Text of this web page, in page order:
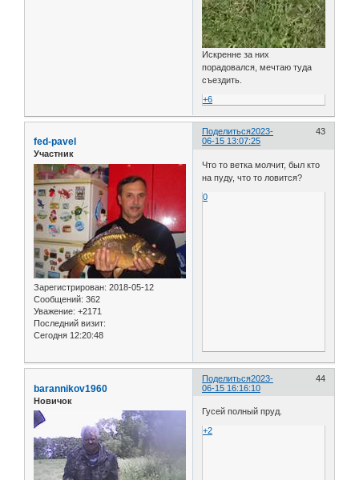
Искренне за них
порадовался, мечтаю туда
съездить.
+6
Поделиться 43
2023-
06-15 13:07:25
fed-pavel
Участник
Зарегистрирован: 2018-05-12
Сообщений: 362
Уважение: +2171
Последний визит:
Сегодня 12:20:48
Что то ветка молчит, был кто
на пуду, что то ловится?
0
Поделиться 44
2023-
06-15 16:16:10
barannikov1960
Новичок
Гусей полный пруд.
+2